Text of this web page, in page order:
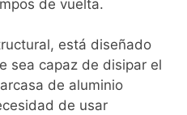
de vuelta.
está diseñado
sea capaz de disipar el
de aluminio
de usar